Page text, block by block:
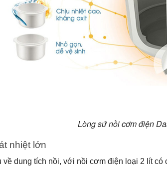
Lòng sứ nồi cơm điện
nhiệt lớn
về dung tích nồi, với nồi cơm điện loại 2 lít có